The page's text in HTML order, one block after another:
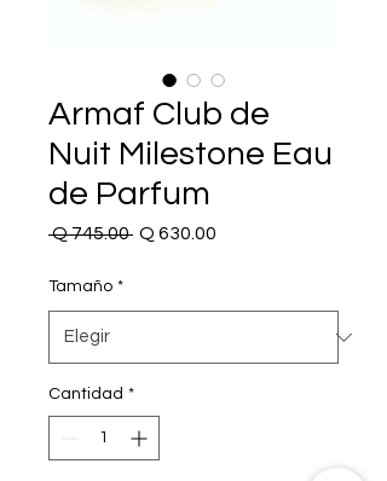
Armaf Club de
Nuit Milestone Eau
de Parfum
Q 745.00 Precio
Q 630.00
Tamaño *
Cantidad *